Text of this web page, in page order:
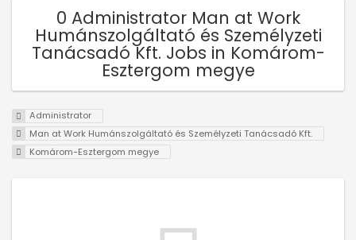
0 Administrator Man at Work
Humánszolgáltató és Személyzeti
Tanácsadó Kft. Jobs in Komárom-
Esztergom megye
Administrator
Man at Work Humánszolgáltató és Személyzeti Tanácsadó Kft.
Komárom-Esztergom megye